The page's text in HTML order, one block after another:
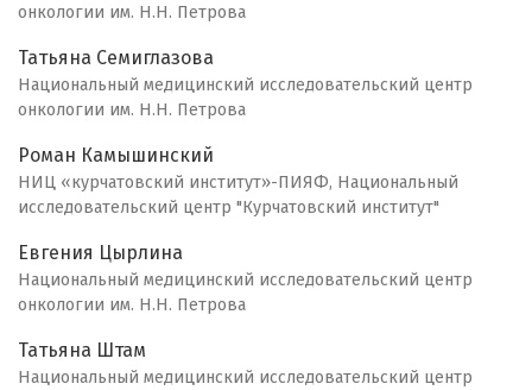
онкологии им. Н.Н. Петрова
Татьяна Семиглазова
Национальный медицинский исследовательский центр
онкологии им. Н.Н. Петрова
Роман Камышинский
НИЦ «курчатовский институт»-ПИЯФ, Национальный
исследовательский центр "Курчатовский институт"
Евгения Цырлина
Национальный медицинский исследовательский центр
онкологии им. Н.Н. Петрова
Татьяна Штам
Национальный медицинский исследовательский центр